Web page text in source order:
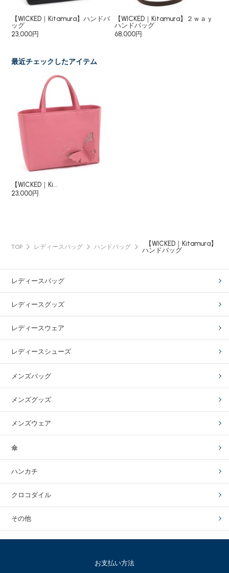
【WICKED｜Kitamura】ハンドバ
ッグ
23,000円
【WICKED｜Kitamura】２ｗａｙ
ハンドバッグ
68,000円
最近チェックしたアイテム
【WICKED｜Ki...
23,000円
TOP レディースバッグ ハンドバッグ
【WICKED｜Kitamura】
ハンドバッグ
レディースバッグ
レディースグッズ
レディースウェア
レディースシューズ
メンズバッグ
メンズグッズ
メンズウェア
傘
ハンカチ
クロコダイル
その他
お支払い方法